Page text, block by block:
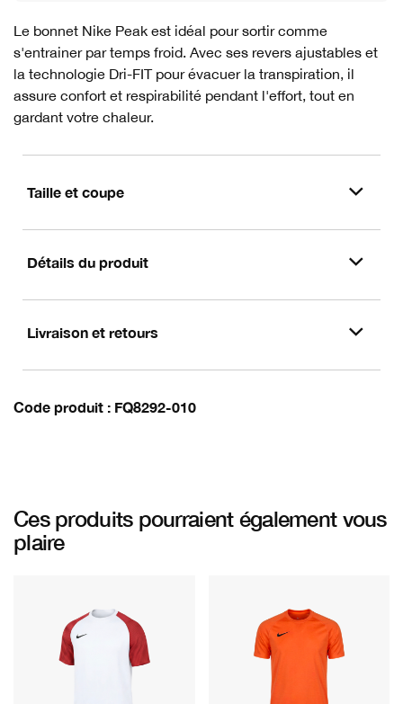
Le bonnet Nike Peak est idéal pour sortir comme
s'entrainer par temps froid. Avec ses revers ajustables et
la technologie Dri-FIT pour évacuer la transpiration, il
assure confort et respirabilité pendant l'effort, tout en
gardant votre chaleur.
Taille et coupe
Détails du produit
Livraison et retours
Code produit FQ8292-010
Ces produits pourraient également vous
plaire